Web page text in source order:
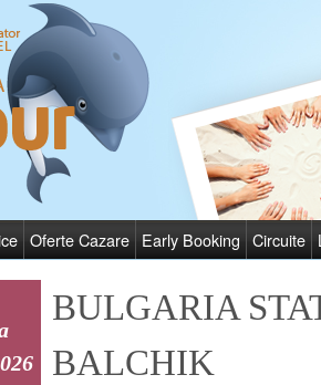
Oferte Cazare Early Booking Circuite
BULGARIA
BALCHIK